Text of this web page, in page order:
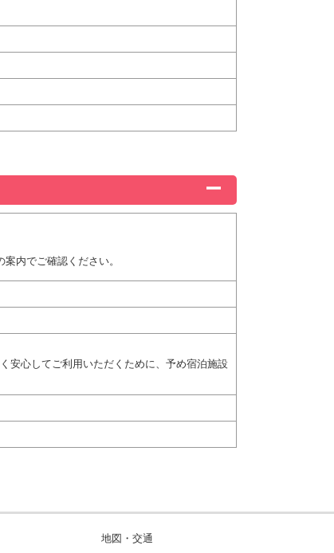
内でご確認ください。
安心してご利用いただくために、予め宿泊施設
地図・交通